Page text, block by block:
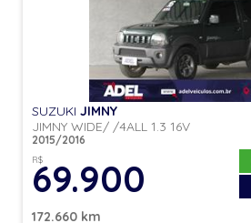
SUZUKI JIMNY
JIMNY WIDE/ /4ALL 1.3 16V
2015/2016
R$
69.900
172.660 km